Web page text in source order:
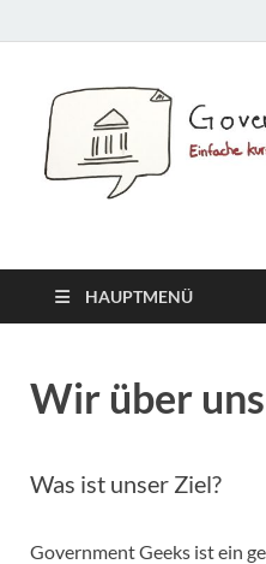
HAUPTMENÜ
Wir über uns
Was ist unser Ziel?
Government Geeks ist ein